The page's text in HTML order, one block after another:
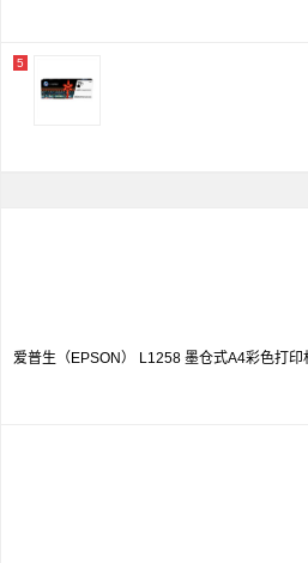
5
爱普生（EPSON） L1258 墨仓式A4彩色打印